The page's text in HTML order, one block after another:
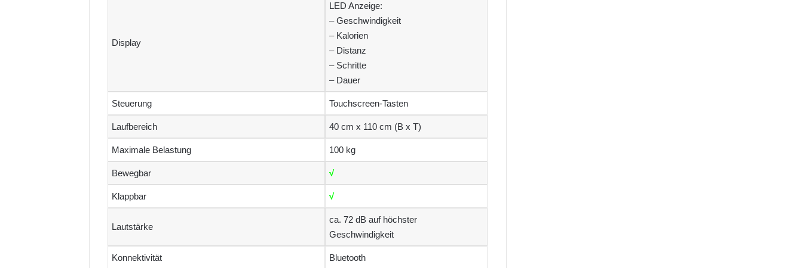
Display
LED Anzeige:
– Geschwindigkeit
– Kalorien
– Distanz
– Schritte
– Dauer
Steuerung Touchscreen-Tasten
Laufbereich 40 cm x 110 cm (B x T)
Maximale Belastung 100 kg
Bewegbar √
Klappbar √
Lautstärke
ca. 72 dB auf höchster
Geschwindigkeit
Konnektivität Bluetooth